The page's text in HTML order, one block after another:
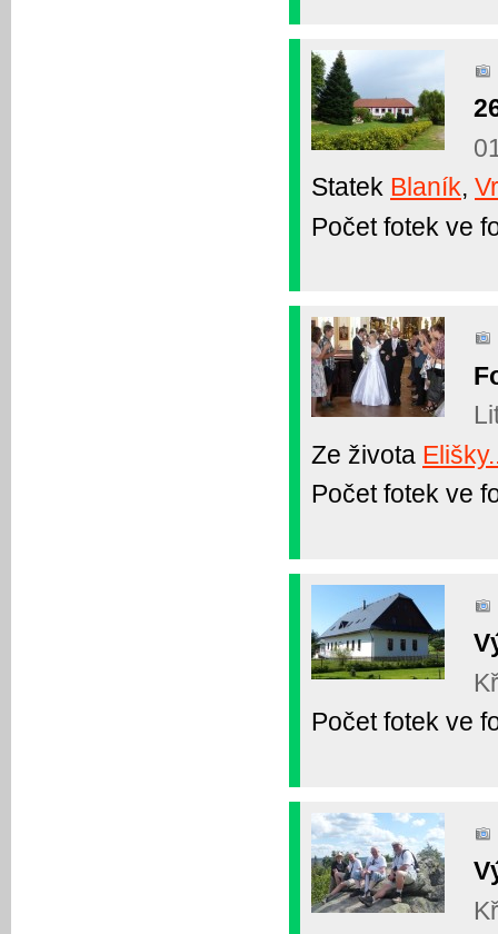
Statek Blaník,
Počet fotek ve
Ze života
Počet fotek ve
Počet fotek ve